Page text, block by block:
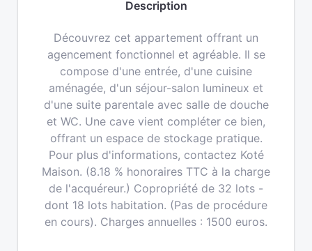
Description
Découvrez cet appartement offrant un
agencement fonctionnel et agréable. Il se
compose d'une entrée, d'une cuisine
aménagée, d'un séjour-salon lumineux et
d'une suite parentale avec salle de douche
et WC. Une cave vient compléter ce bien,
offrant un espace de stockage pratique.
Pour plus d'informations, contactez Koté
Maison. (8.18 % honoraires TTC à la charge
de l'acquéreur.) Copropriété de 32 lots -
dont 18 lots habitation. (Pas de procédure
en cours). Charges annuelles : 1500 euros.